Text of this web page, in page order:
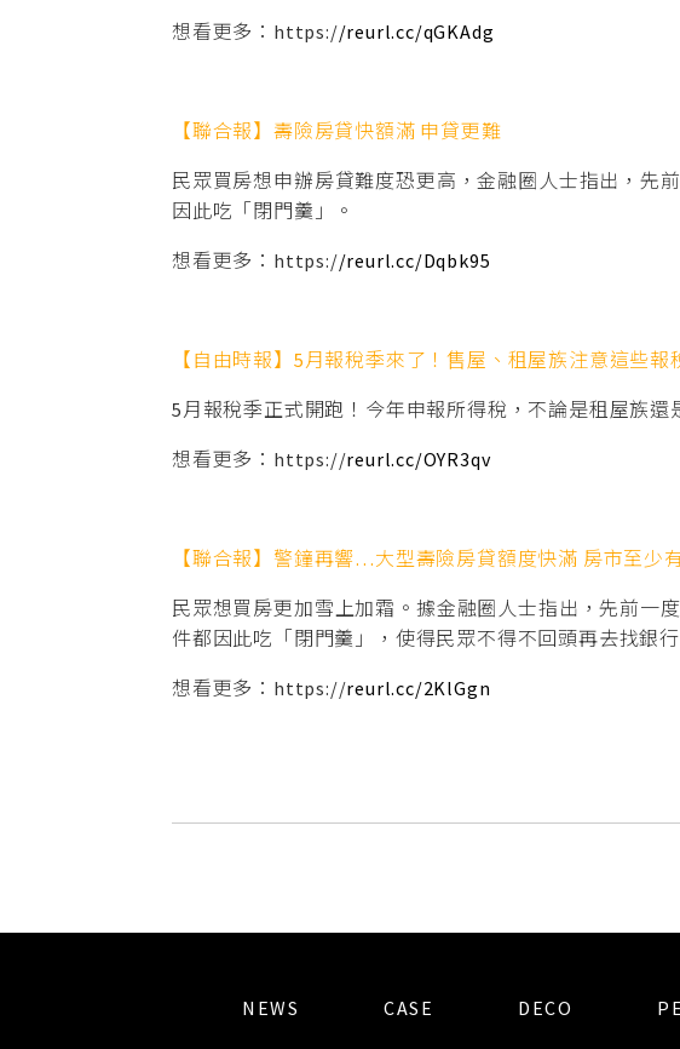
想看更多：https://reurl.cc/qGKAdg
【聯合報】壽險房貸快額滿 申貸更難
民眾買房想申辦房貸難度恐更高，金融圈人士指出，先
因此吃「閉門羹」。
想看更多：https://reurl.cc/Dqbk95
【自由時報】5月報稅季來了！售屋、租屋族注意這些報
5月報稅季正式開跑！今年申報所得稅，不論是租屋族
想看更多：https://reurl.cc/OYR3qv
【聯合報】警鐘再響…大型壽險房貸額度快滿 房市至少
民眾想買房更加雪上加霜。據金融圈人士指出，先前一
件都因此吃「閉門羹」，使得民眾不得不回頭再去找銀
想看更多：https://reurl.cc/2KlGgn
NEWS CASE DECO